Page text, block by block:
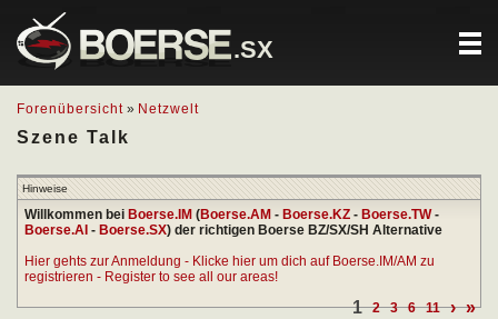
.SX
Forenübersicht » Netzwelt
Szene Talk
Hinweise
Willkommen bei Boerse.IM (Boerse.AM - Boerse.KZ - Boerse.TW-
Boerse.AI - Boerse.SX) der richtigen Boerse BZ/SX/SH Alternative
Hier gehts zur Anmeldung - Klicke hier um dich auf Boerse.IM/AM zu
registrieren - Register to see all our areas!
1 2 3 6 11 › »